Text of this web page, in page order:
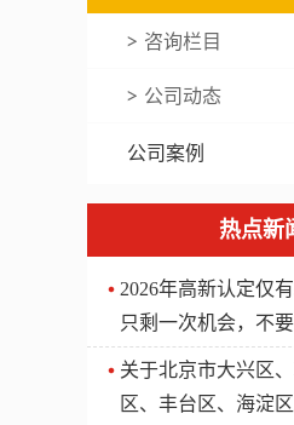
咨询栏目
公司动态
公司案例
热点新
2026年高新认定仅
只剩一次机会，不
关于北京市大兴区
区、丰台区、海淀